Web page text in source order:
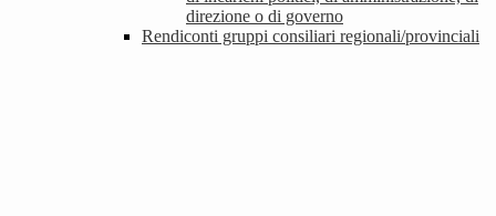
direzione o di governo
Rendiconti gruppi consiliari regionali/provinciali